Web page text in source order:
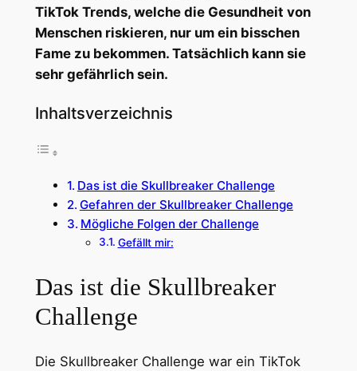
TikTok Trends, welche die Gesundheit von
Menschen riskieren, nur um ein bisschen
Fame zu bekommen. Tatsächlich kann sie
sehr gefährlich sein.
Inhaltsverzeichnis
Das ist die Skullbreaker Challenge
Gefahren der Skullbreaker Challenge
Mögliche Folgen der Challenge
Gefällt mir:
Das ist die Skullbreaker
Challenge
Die Skullbreaker Challenge war ein TikTok